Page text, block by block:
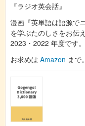
『ラジオ英会話』
漫画『英単語は語源で
を学ぶたのしさをお伝
2023・2022 年度です。
お求めは Amazon まで。